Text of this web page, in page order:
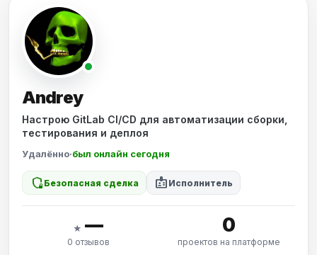
Andrey
Настрою GitLab CI/CD для автоматизации сборки,
тестирования и деплоя
Удалённо·был онлайн сегодня
shield_locked Безопасная сделка badge Исполнитель
★ —
0 отзывов
0
проектов на платформе